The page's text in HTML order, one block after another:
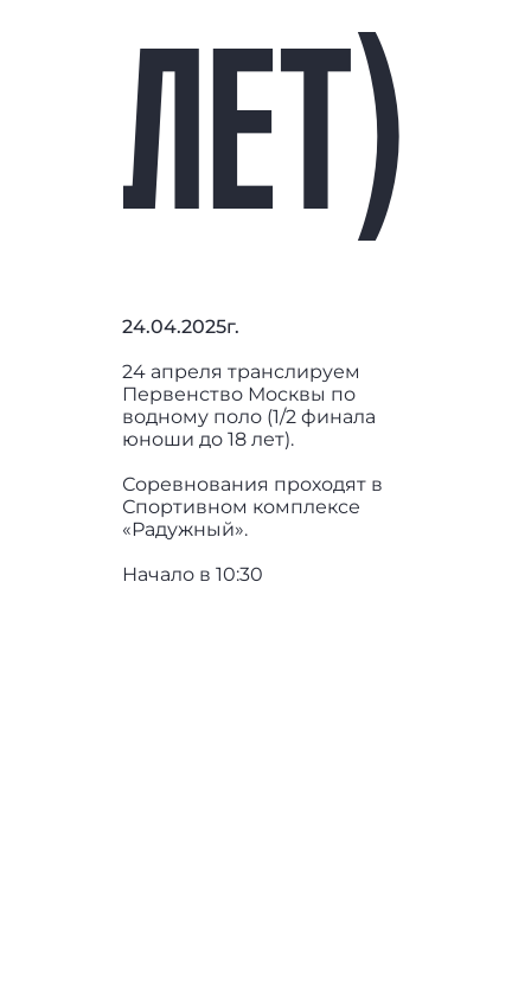
ЛЕТ)
24.04.2025г.
24 апреля транслируем
Первенство Москвы по
водному поло (1/2 финала
юноши до 18 лет).
Соревнования проходят в
Спортивном комплексе
«Радужный».
Начало в 10:30